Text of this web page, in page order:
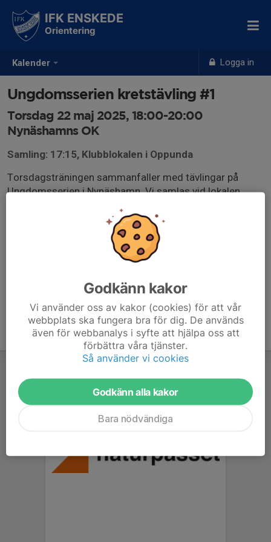
Kalender Logga in
IFK ENSKEDE
Orientering
Ungdomsserien kretstävling #1
Torsdag 22 maj 2025, 18:00-20:00
Nynäshamns OK
Samling: 17:15, Klubblokalen i Oppunda
Torsdagsträningen sammanfaller med tävlingar på
Ungdomsserien i Nynäshamn. Vi samlas vid lokalen,
eventor.orientering.se/Events/Show/51690
Godkänn kakor
Vi använder oss av kakor (cookies) för att vår
webbplats ska fungera bra för dig. De används
även för webbanalys i syfte att hjälpa oss att
förbättra våra tjänster.
Så använder vi cookies
Godkänn alla kakor
Bara nödvändiga